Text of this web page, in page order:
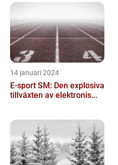
14 januari 2024
E-sport SM: Den explosiva
tillväxten av elektronis...